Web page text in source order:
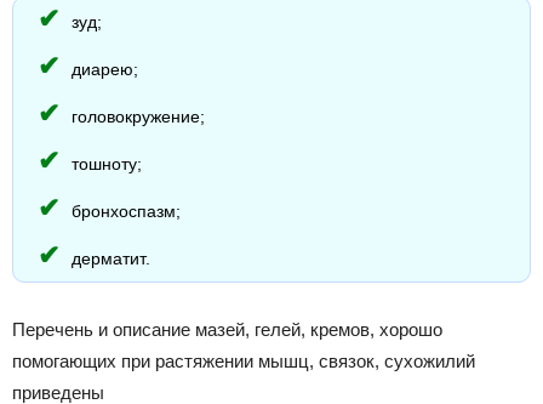
зуд;
диарею;
головокружение;
тошноту;
бронхоспазм;
дерматит.
Перечень и описание мазей, гелей, кремов, хорошо
помогающих при растяжении мышц, связок, сухожилий
приведены